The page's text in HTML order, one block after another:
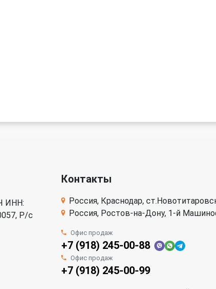
ИНН:
Р/c
Контакты
Россия, Краснодар,
Россия, Ростов-на-Дону, 1-й
Офис продаж
+7 (918) 245-00-88
Офис продаж
+7 (918) 245-00-99